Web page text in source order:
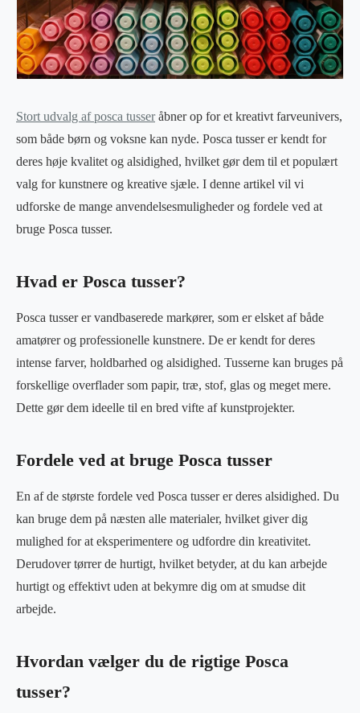
Stort udvalg af posca tusseråbner op for et kreativt farveunivers,
som både børn og voksne kan nyde. Posca tusser er kendt for
deres høje kvalitet og alsidighed, hvilket gør dem til et populært
valg for kunstnere og kreative sjæle. I denne artikel vil vi
udforske de mange anvendelsesmuligheder og fordele ved at
bruge Posca tusser.
Hvad er Posca tusser?
Posca tusser er vandbaserede markører, som er elsket af både
amatører og professionelle kunstnere. De er kendt for deres
intense farver, holdbarhed og alsidighed. Tusserne kan bruges på
forskellige overflader som papir, træ, stof, glas og meget mere.
Dette gør dem ideelle til en bred vifte af kunstprojekter.
Fordele ved at bruge Posca tusser
En af de største fordele ved Posca tusser er deres alsidighed. Du
kan bruge dem på næsten alle materialer, hvilket giver dig
mulighed for at eksperimentere og udfordre din kreativitet.
Derudover tørrer de hurtigt, hvilket betyder, at du kan arbejde
hurtigt og effektivt uden at bekymre dig om at smudse dit
arbejde.
Hvordan vælger du de rigtige Posca
tusser?